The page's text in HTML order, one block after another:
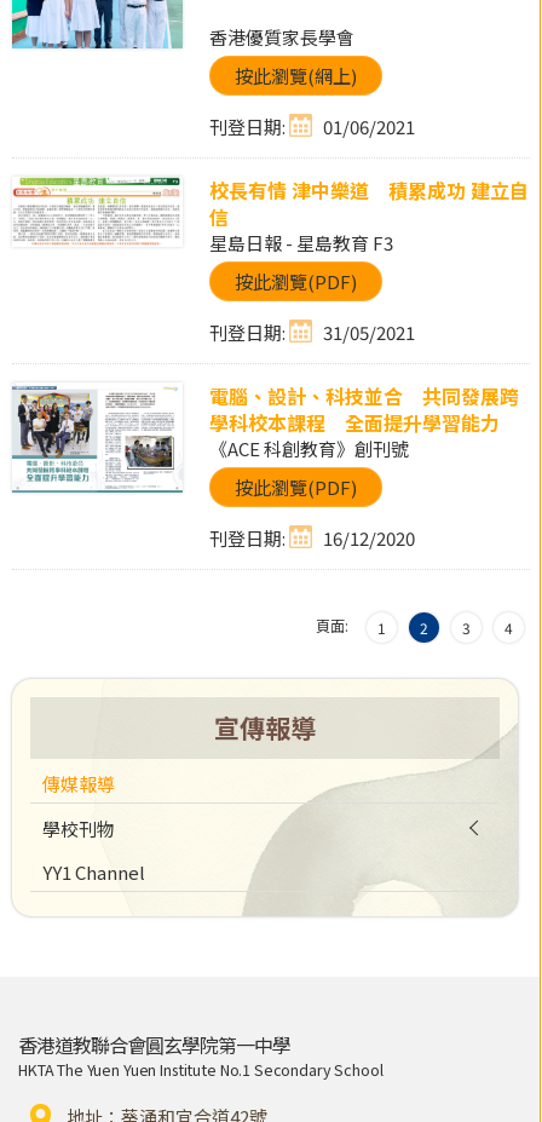
香港優質家長學會
按此瀏覽(網上)
刊登日期:
01/06/2021
校長有情 津中樂道 積累成功 建立自
信
星島日報 - 星島教育 F3
按此瀏覽(PDF)
刊登日期:
31/05/2021
電腦、設計、科技並合 共同發展跨
學科校本課程 全面提升學習能力
《ACE 科創教育》創刊號
按此瀏覽(PDF)
刊登日期:
16/12/2020
頁面: 1 2 3 4
宣傳報導
傳媒報導
學校刊物
YY1 Channel
香港道教聯合會圓玄學院第一中學
HKTA The Yuen Yuen Institute No.1 Secondary School
地址：葵涌和宜合道42號